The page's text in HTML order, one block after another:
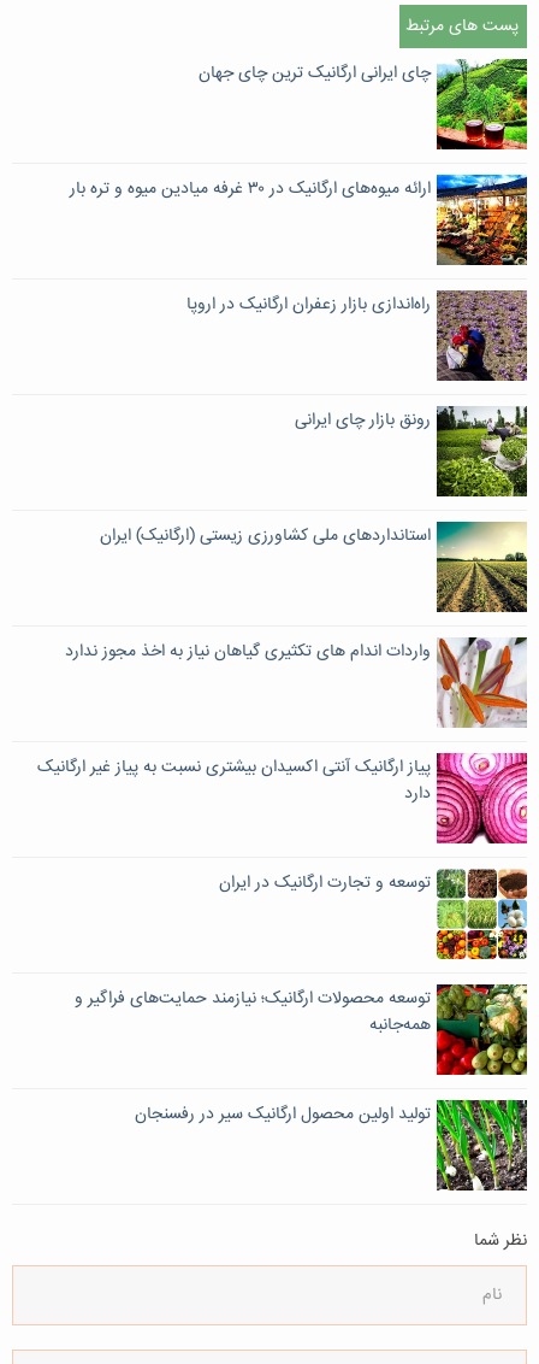
پست های مرتبط
چای ایرانی ارگانیک ترین چای جهان
ارائه میوه‌های ارگانیک در ۳۰ غرفه میادین میوه و تره بار
راه‌اندازی بازار زعفران ارگانیک در اروپا
رونق بازار چای ایرانی
استانداردهای ملی کشاورزی زیستی (ارگانیک) ایران
واردات اندام های تکثیری گیاهان نیاز به اخذ مجوز ندارد
پیاز ارگانیک آنتی اکسیدان بیشتری نسبت به پیاز غیر ارگانیک
دارد
توسعه و تجارت ارگانیک در ایران
توسعه محصولات ارگانیک؛ نیازمند حمایت‌های فراگیر و
همه‌جانبه
تولید اولین محصول ارگانیک سیر در رفسنجان
نظر شما